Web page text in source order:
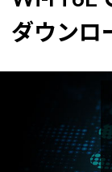
ダウンロ